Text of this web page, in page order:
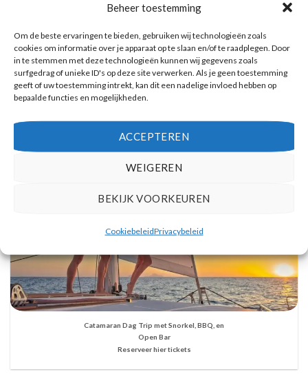
Beheer toestemming
Om de beste ervaringen te bieden, gebruiken wij technologieën zoals
cookies om informatie over je apparaat op te slaan en/of te raadplegen. Door
in te stemmen met deze technologieën kunnen wij gegevens zoals
surfgedrag of unieke ID's op deze site verwerken. Als je geen toestemming
geeft of uw toestemming intrekt, kan dit een nadelige invloed hebben op
bepaalde functies en mogelijkheden.
ACCEPTEREN
WEIGEREN
BEKIJK VOORKEUREN
CookiebeleidPrivacybeleid
Vulkanische eilanden cruise met bezoek aan warmwaterbronnen
Catamaran Dag Trip met Snorkel, BBQ, en
Open Bar
Reserveer hier tickets